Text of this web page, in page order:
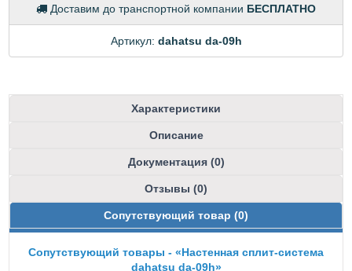
Доставим до транспортной компании БЕСПЛАТНО
Артикул: dahatsu da-09h
Характеристики
Описание
Документация (0)
Отзывы (0)
Сопутствующий товар (0)
Сопутствующий товары - «Настенная сплит-система
dahatsu da-09h»